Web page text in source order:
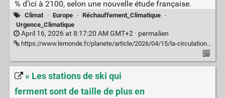
% d’ici à 2100, selon une nouvelle étude française.
Climat · Europe · Réchauffement_Climatique ·
Urgence_Climatique
April 16, 2026 at 8:17:20 AM GMT+2 · permalien
https://www.lemonde.fr/planete/article/2026/04/15/la-circulation-oceanique-qui-maintient-un-climat-doux-en-europe-pourrait-s-affaiblir-davantage-que-prevu_6680335_3244.html
« Les stations de ski qui
ferment sont de taille de plus en